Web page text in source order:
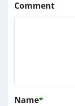
Comment
Name*